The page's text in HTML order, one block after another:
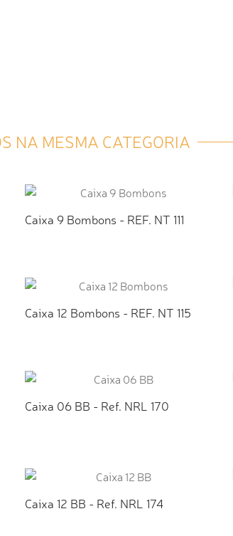
NA MESMA CATEGORIA
Caixa 9 Bombons - REF. NT 111
Caixa 12 Bombons - REF. NT 115
Caixa 06 BB - Ref. NRL 170
Caixa 12 BB - Ref. NRL 174